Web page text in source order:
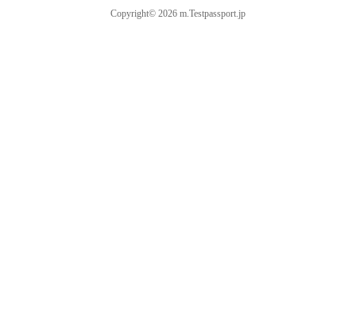
Copyright© 2026 m.Testpassport.jp